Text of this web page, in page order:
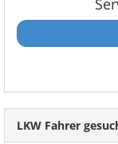
LKW Fahrer